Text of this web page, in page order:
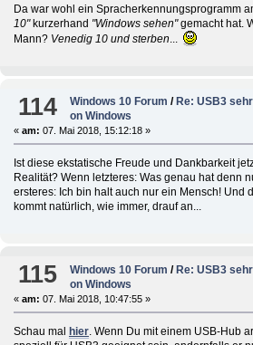
Da war wohl ein Spracherkennungsprogramm
10"kurzerhand "Windows sehen"gemacht hat.
Mann? Venedig 10 und sterben
114 Windows 10 Forum / Re: USB3
on Windows
« am: 07. Mai 2018, 15:12:18 »
Ist diese ekstatische Freude und Dankbarkeit
Realität? Wenn letzteres: Was genau hat denn
ersteres: Ich bin halt auch nur ein Mensch! Und
kommt natürlich, wie immer, drauf an...
115 Windows 10 Forum /Re: USB3
on Windows
« am: 07. Mai 2018, 10:47:55 »
Schau mal hier. Wenn Du mit einem USB-Hub